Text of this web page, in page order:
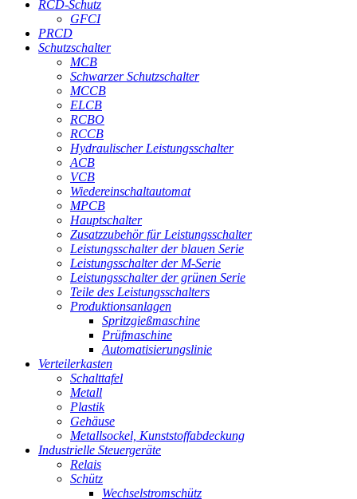
RCD-Schutz
GFCI
PRCD
Schutzschalter
MCB
Schwarzer Schutzschalter
MCCB
ELCB
RCBO
RCCB
Hydraulischer Leistungsschalter
ACB
VCB
Wiedereinschaltautomat
MPCB
Hauptschalter
Zusatzzubehör für Leistungsschalter
Leistungsschalter der blauen Serie
Leistungsschalter der M-Serie
Leistungsschalter der grünen Serie
Teile des Leistungsschalters
Produktionsanlagen
Spritzgießmaschine
Prüfmaschine
Automatisierungslinie
Verteilerkasten
Schalttafel
Metall
Plastik
Gehäuse
Metallsockel, Kunststoffabdeckung
Industrielle Steuergeräte
Relais
Schütz
Wechselstromschütz